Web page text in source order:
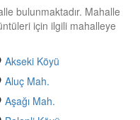
bulunmaktadır. Mahalle
için ilgili mahalleye
Akseki Köyü
Aluç Mah.
Aşağı Mah.